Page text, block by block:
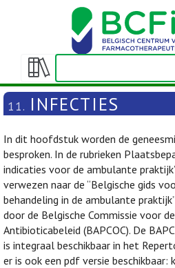
Weergeven/verbergen
inhoudstafel
11. INFECTIES
In dit hoofdstuk worden de
besproken. In de rubrieken
indicaties voor de ambulante
verwezen naar de “Belgische gids
behandeling in de ambulante
door de Belgische Commissie voor
Antibioticabeleid (BAPCOC). De
is integraal beschikbaar in het
er is ook een pdf versie beschikbaar: